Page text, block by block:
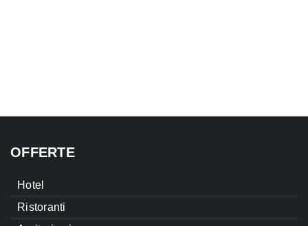
OFFERTE
Hotel
Ristoranti